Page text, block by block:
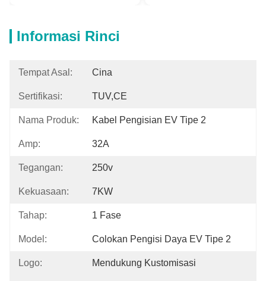
Informasi Rinci
Tempat Asal: Cina
Sertifikasi: TUV,CE
Nama Produk: Kabel Pengisian EV Tipe 2
Amp: 32A
Tegangan: 250v
Kekuasaan: 7KW
Tahap: 1 Fase
Model: Colokan Pengisi Daya EV Tipe 2
Logo: Mendukung Kustomisasi